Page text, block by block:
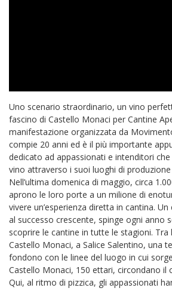
Uno scenario straordinario, un vino
fascino di Castello Monaci per Cantine
manifestazione organizzata da
compie 20 anni ed è il più importante
dedicato ad appassionati e intenditori
vino attraverso i suoi luoghi di
Nell’ultima domenica di maggio, circa
aprono le loro porte a un milione di
vivere un’esperienza diretta in cantina.
al successo crescente, spinge ogni anno
scoprire le cantine in tutte le stagioni.
Castello Monaci, a Salice Salentino, una
fondono con le linee del luogo in cui
Castello Monaci, 150 ettari, circondano il
Qui, al ritmo di pizzica, gli appassionati